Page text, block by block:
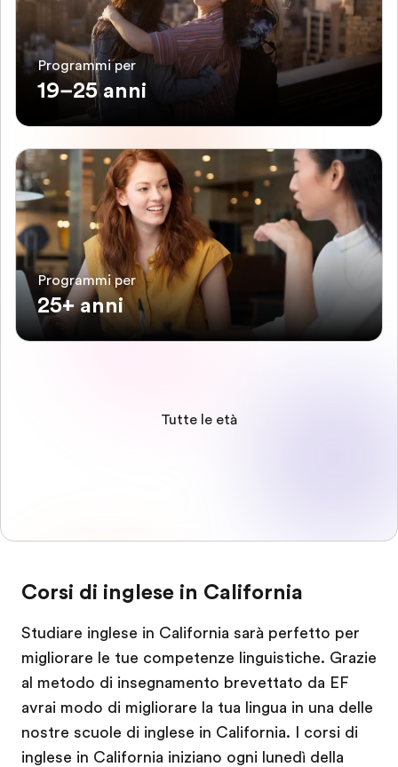
Programmi per
19–25 anni
Programmi per
25+ anni
Tutte le età
Corsi di inglese in California
Studiare inglese in California sarà perfetto per
migliorare le tue competenze linguistiche. Grazie
al metodo di insegnamento brevettato da EF
avrai modo di migliorare la tua lingua in una delle
nostre scuole di inglese in California. I corsi di
inglese in California iniziano ogni lunedì della